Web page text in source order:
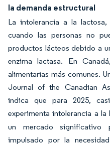
la demanda estructural
La intolerancia a la
cuando las personas no
productos lácteos debido a
enzima lactasa. En
alimentarias más comunes.
Journal of the Canadian
indica que para 2025,
experimenta intolerancia a la
un mercado significativo
impulsado por la